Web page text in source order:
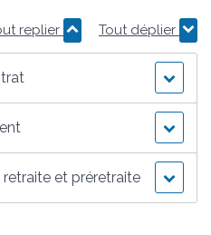
replier Tout déplier
et préretraite